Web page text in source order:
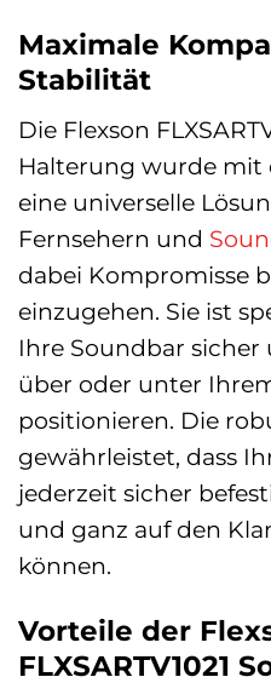
Maximale
Stabilität
Die Flexson
Halterung wurde mit
eine universelle
Fernsehern und
dabei Kompromisse
einzugehen. Sie ist
Ihre Soundbar
über oder unter
positionieren. Die
gewährleistet, dass
jederzeit sicher
und ganz auf den
können.
Vorteile der
FLXSARTV1021